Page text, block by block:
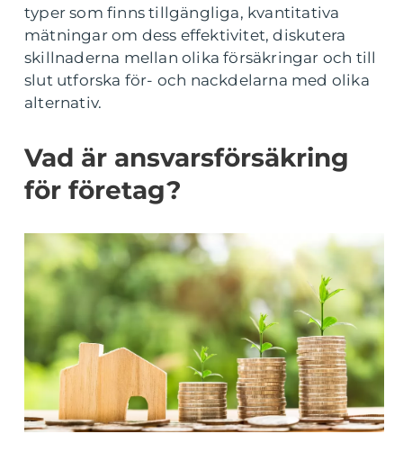
typer som finns tillgängliga, kvantitativa
mätningar om dess effektivitet, diskutera
skillnaderna mellan olika försäkringar och till
slut utforska för- och nackdelarna med olika
alternativ.
Vad är ansvarsförsäkring
för företag?